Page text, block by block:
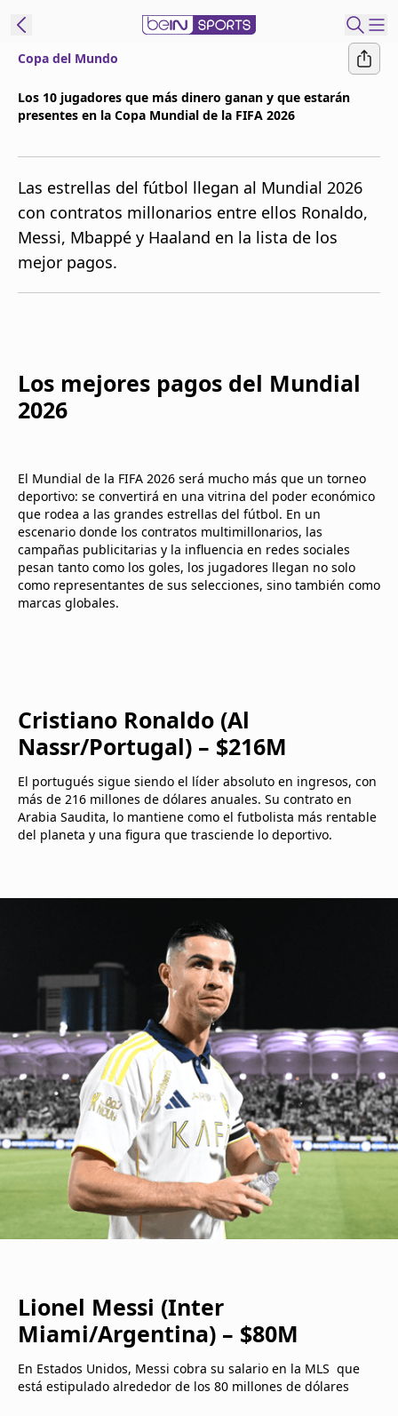
beIN XTRA
Administrar
notificaciones
Copa del Mundo
Los 10 jugadores que más dinero ganan y que estarán
presentes en la Copa Mundial de la FIFA 2026
Las estrellas del fútbol llegan al Mundial 2026
con contratos millonarios entre ellos Ronaldo,
Messi, Mbappé y Haaland en la lista de los
mejor pagos.
Los mejores pagos del Mundial
2026
El Mundial de la FIFA 2026 será mucho más que un torneo
deportivo: se convertirá en una vitrina del poder económico
que rodea a las grandes estrellas del fútbol. En un
escenario donde los contratos multimillonarios, las
campañas publicitarias y la influencia en redes sociales
pesan tanto como los goles, los jugadores llegan no solo
como representantes de sus selecciones, sino también como
marcas globales.
Cristiano Ronaldo (Al
Nassr/Portugal) – $216M
El portugués sigue siendo el líder absoluto en ingresos, con
más de 216 millones de dólares anuales. Su contrato en
Arabia Saudita, lo mantiene como el futbolista más rentable
del planeta y una figura que trasciende lo deportivo.
Lionel Messi (Inter
Miami/Argentina) – $80M
En Estados Unidos, Messi cobra su salario en la MLS que
está estipulado alrededor de los 80 millones de dólares